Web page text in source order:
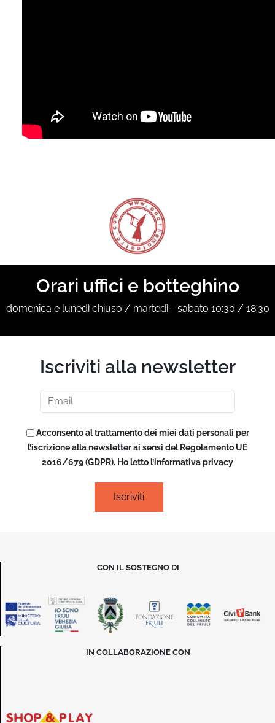
Orari uffici e botteghino
domenica e lunedì chiuso / martedì - sabato 10:30 / 18:30
Iscriviti alla newsletter
Acconsento al trattamento dei miei dati personali per
l’iscrizione alla newsletter ai sensi del Regolamento UE
2016/679 (GDPR). Ho letto l’informativa privacy
CON IL SOSTEGNO DI
IN COLLABORAZIONE CON